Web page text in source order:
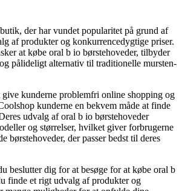
der har vundet popularitet på grund af
af produkter og konkurrencedygtige priser.
at købe oral b io børstehoveder, tilbyder
pålideligt alternativ til traditionelle mursten-
give kunderne problemfri online shopping og
kunderne en bekvem måde at finde
udvalg af oral b io børstehoveder
og størrelser, hvilket giver forbrugerne
børstehoveder, der passer bedst til deres
beslutter dig for at besøge for at købe oral b
finde et rigt udvalg af produkter og